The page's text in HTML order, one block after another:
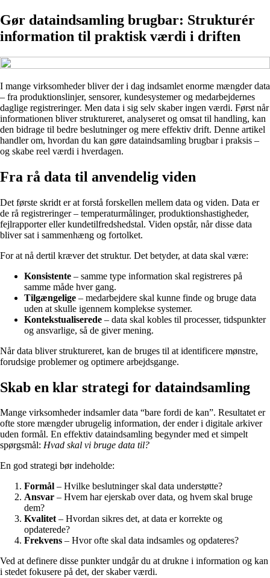
Gør dataindsamling brugbar: Strukturér
information til praktisk værdi i driften
I mange virksomheder bliver der i dag indsamlet enorme mængder data
– fra produktionslinjer, sensorer, kundesystemer og medarbejdernes
daglige registreringer. Men data i sig selv skaber ingen værdi. Først når
informationen bliver struktureret, analyseret og omsat til handling, kan
den bidrage til bedre beslutninger og mere effektiv drift. Denne artikel
handler om, hvordan du kan gøre dataindsamling brugbar i praksis –
og skabe reel værdi i hverdagen.
Fra rå data til anvendelig viden
Det første skridt er at forstå forskellen mellem data og viden. Data er
de rå registreringer – temperaturmålinger, produktionshastigheder,
fejlrapporter eller kundetilfredshedstal. Viden opstår, når disse data
bliver sat i sammenhæng og fortolket.
For at nå dertil kræver det struktur. Det betyder, at data skal være:
Konsistente – samme type information skal registreres på
samme måde hver gang.
Tilgængelige – medarbejdere skal kunne finde og bruge data
uden at skulle igennem komplekse systemer.
Kontekstualiserede – data skal kobles til processer, tidspunkter
og ansvarlige, så de giver mening.
Når data bliver struktureret, kan de bruges til at identificere mønstre,
forudsige problemer og optimere arbejdsgange.
Skab en klar strategi for dataindsamling
Mange virksomheder indsamler data “bare fordi de kan”. Resultatet er
ofte store mængder ubrugelig information, der ender i digitale arkiver
uden formål. En effektiv dataindsamling begynder med et simpelt
spørgsmål: Hvad skal vi bruge data til?
En god strategi bør indeholde:
Formål – Hvilke beslutninger skal data understøtte?
Ansvar – Hvem har ejerskab over data, og hvem skal bruge
dem?
Kvalitet– Hvordan sikres det, at data er korrekte og
opdaterede?
Frekvens – Hvor ofte skal data indsamles og opdateres?
Ved at definere disse punkter undgår du at drukne i information og kan
i stedet fokusere på det, der skaber værdi.